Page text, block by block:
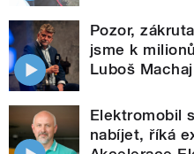
Pozor,
jsme k
Luboš Machaj
Elektromobil
nabíjet, říká